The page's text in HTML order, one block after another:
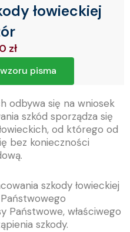
łowieckiej
zł
pisma
odbywa się na wniosek
szkód sporządza się
od którego od
bez konieczności
szkody łowieckiej
Państwowe, właściwego
szkody.